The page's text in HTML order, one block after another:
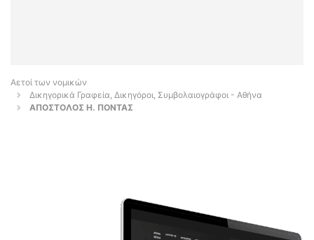
Αετοί των νομικών
Δικηγορικά Γραφεία, Δικηγόροι, Συμβολαιογράφοι - Αθήνα
ΑΠΟΣΤΟΛΟΣ Η. ΠΟΝΤΑΣ